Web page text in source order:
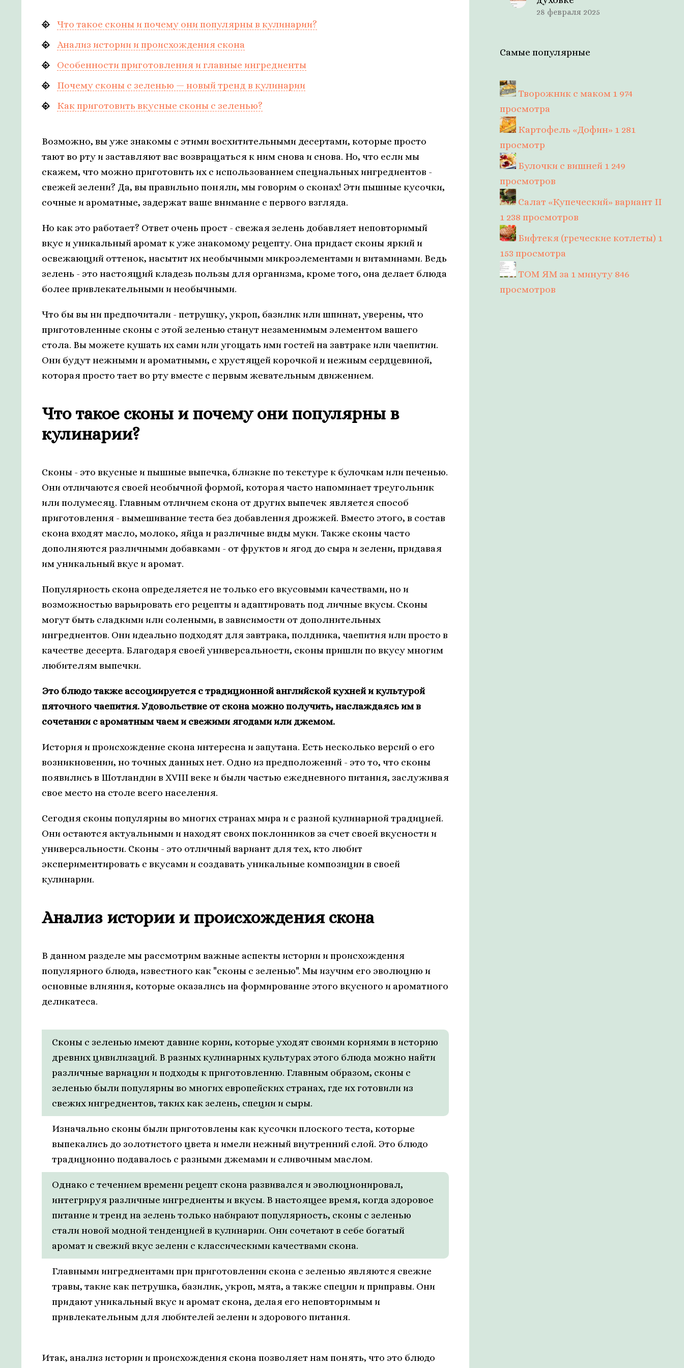
Что такое сконы и почему они популярны в кулинарии?
Анализ истории и происхождения скона
Особенности приготовления и главные ингредиенты
Почему сконы с зеленью — новый тренд в кулинарии
Как приготовить вкусные сконы с зеленью?
Возможно, вы уже знакомы с этими восхитительными десертами, которые просто
тают во рту и заставляют вас возвращаться к ним снова и снова. Но, что если мы
скажем, что можно приготовить их с использованием специальных ингредиентов -
свежей зелени? Да, вы правильно поняли, мы говорим о сконах! Эти пышные кусочки,
сочные и ароматные, задержат ваше внимание с первого взгляда.
Но как это работает? Ответ очень прост - свежая зелень добавляет неповторимый
вкус и уникальный аромат к уже знакомому рецепту. Она придаст сконы яркий и
освежающий оттенок, насытит их необычными микроэлементами и витаминами. Ведь
зелень - это настоящий кладезь пользы для организма, кроме того, она делает блюда
более привлекательными и необычными.
Что бы вы ни предпочитали - петрушку, укроп, базилик или шпинат, уверены, что
приготовленные сконы с этой зеленью станут незаменимым элементом вашего
стола. Вы можете кушать их сами или угощать ими гостей на завтраке или чаепитии.
Они будут нежными и ароматными, с хрустящей корочкой и нежным сердцевиной,
которая просто тает во рту вместе с первым жевательным движением.
Что такое сконы и почему они популярны в
кулинарии?
Сконы - это вкусные и пышные выпечка, близкие по текстуре к булочкам или печенью.
Они отличаются своей необычной формой, которая часто напоминает треугольник
или полумесяц. Главным отличием скона от других выпечек является способ
приготовления - вымешивание теста без добавления дрожжей. Вместо этого, в состав
скона входят масло, молоко, яйца и различные виды муки. Также сконы часто
дополняются различными добавками - от фруктов и ягод до сыра и зелени, придавая
им уникальный вкус и аромат.
Популярность скона определяется не только его вкусовыми качествами, но и
возможностью варьировать его рецепты и адаптировать под личные вкусы. Сконы
могут быть сладкими или солеными, в зависимости от дополнительных
ингредиентов. Они идеально подходят для завтрака, полдника, чаепития или просто в
качестве десерта. Благодаря своей универсальности, сконы пришли по вкусу многим
любителям выпечки.
Это блюдо также ассоциируется с традиционной английской кухней и культурой
пяточного чаепития. Удовольствие от скона можно получить, наслаждаясь им в
сочетании с ароматным чаем и свежими ягодами или джемом.
История и происхождение скона интересна и запутана. Есть несколько версий о его
возникновении, но точных данных нет. Одно из предположений - это то, что сконы
появились в Шотландии в XVIII веке и были частью ежедневного питания, заслуживая
свое место на столе всего населения.
Сегодня сконы популярны во многих странах мира и с разной кулинарной традицией.
Они остаются актуальными и находят своих поклонников за счет своей вкусности и
универсальности. Сконы - это отличный вариант для тех, кто любит
экспериментировать с вкусами и создавать уникальные композиции в своей
кулинарии.
Анализ истории и происхождения скона
В данном разделе мы рассмотрим важные аспекты истории и происхождения
популярного блюда, известного как "сконы с зеленью". Мы изучим его эволюцию и
основные влияния, которые оказались на формирование этого вкусного и ароматного
деликатеса.
Сконы с зеленью имеют давние корни, которые уходят своими корнями в историю
древних цивилизаций. В разных кулинарных культурах этого блюда можно найти
различные вариации и подходы к приготовлению. Главным образом, сконы с
зеленью были популярны во многих европейских странах, где их готовили из
свежих ингредиентов, таких как зелень, специи и сыры.
Изначально сконы были приготовлены как кусочки плоского теста, которые
выпекались до золотистого цвета и имели нежный внутренний слой. Это блюдо
традиционно подавалось с разными джемами и сливочным маслом.
Однако с течением времени рецепт скона развивался и эволюционировал,
интегрируя различные ингредиенты и вкусы. В настоящее время, когда здоровое
питание и тренд на зелень только набирают популярность, сконы с зеленью
стали новой модной тенденцией в кулинарии. Они сочетают в себе богатый
аромат и свежий вкус зелени с классическими качествами скона.
Главными ингредиентами при приготовлении скона с зеленью являются свежие
травы, такие как петрушка, базилик, укроп, мята, а также специи и приправы. Они
придают уникальный вкус и аромат скона, делая его неповторимым и
привлекательным для любителей зелени и здорового питания.
Итак, анализ истории и происхождения скона позволяет нам понять, что это блюдо
28 февраля 2025
Самые популярные
Творожник с маком 1 974
просмотра
Картофель «Дофин» 1 281
просмотр
Булочки с вишней 1 249
просмотров
Салат «Купеческий» вариант II
1 238 просмотров
Бифтекя (греческие котлеты) 1
153 просмотра
ТОМ ЯМ за 1 минуту 846
просмотров